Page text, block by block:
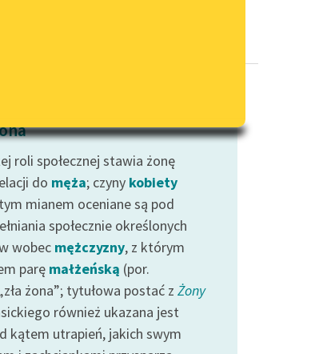
wrażliwych
Deklaracja dostępności
roli społecznej stawia żonę
do męża; czyny kobiety
mianem oceniane są pod
społecznie określonych
wobec mężczyzny, z którym
parę małżeńską (por.
żona”; tytułowa postać z Żony
również ukazana jest
kątem utrapień, jakich swym